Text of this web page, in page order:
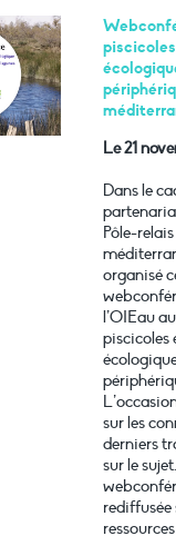
Le 21
Dans le
Pôle-
organisé
l’OIEau
piscicoles
sur les
derniers
sur le
rediffusée